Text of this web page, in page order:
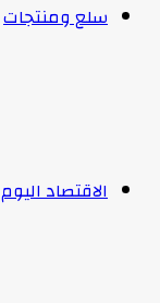
سلع ومنتجات
الاقتصاد اليوم